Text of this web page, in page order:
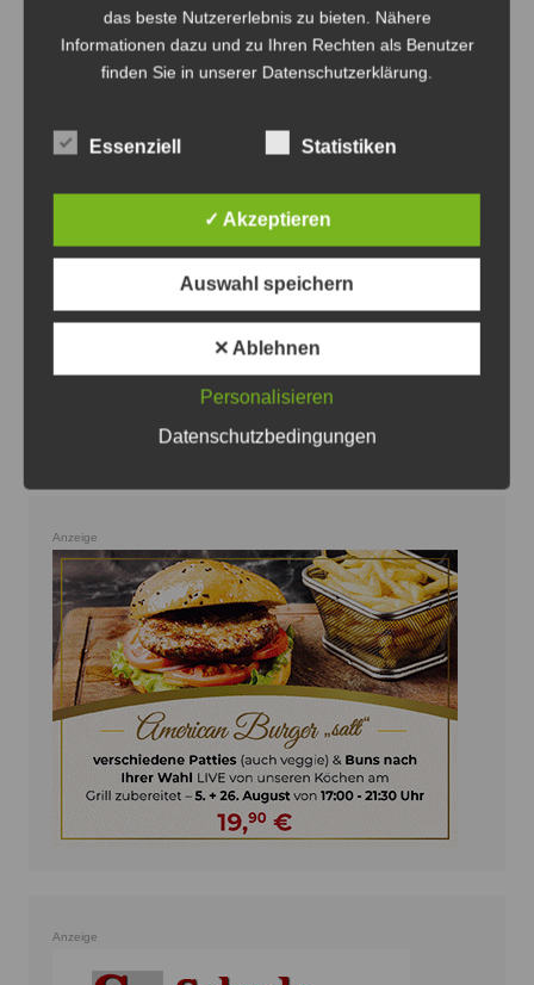
Eva Bender sichert den Frauenhäusern weitere
Unterstützung zu - Foto: SPD
SPD-Kandidatin Bender sichert
Frauenhäusern und Beratungsstellen
Unterstützung zu
6. August 2026 0
Anzeige
Anzeige
das beste Nutzererlebnis zu bieten. Nähere
Informationen dazu und zu Ihren Rechten als Benutzer
finden Sie in unserer Datenschutzerklärung.
Essenziell Statistiken
✓ Akzeptieren
Auswahl speichern
✕ Ablehnen
Personalisieren
Datenschutzbedingungen